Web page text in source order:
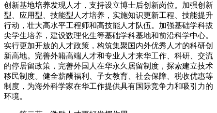
创新基地培养发现人才，支持设立博士后创新岗位。加强创新
型、应用型、技能型人才培养，实施知识更新工程、技能提升
行动，壮大高水平工程师和高技能人才队伍。加强基础学科拔
尖学生培养，建设数理化生等基础学科基地和前沿科学中心。
实行更加开放的人才政策，构筑集聚国内外优秀人才的科研创
新高地。完善外籍高端人才和专业人才来华工作、科研、交流
的停居留政策，完善外国人在华永久居留制度，探索建立技术
移民制度。健全薪酬福利、子女教育、社会保障、税收优惠等
制度，为海外科学家在华工作提供具有国际竞争力和吸引力的
环境。